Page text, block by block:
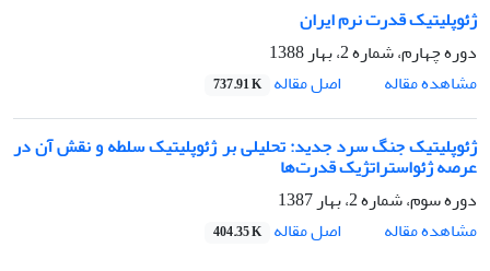
ژئوپلیتیک قدرت نرم ایران
دوره چهارم، شماره 2، بهار 1388
مشاهده مقاله
اصل مقاله 737.91 K
ژئوپلیتیک جنگ سرد جدید: تحلیلی بر ژئوپلیتیک سلطه و نقش آن در
عرصه ژئواستراتژیک قدرت‌ها
دوره سوم، شماره 2، بهار 1387
مشاهده مقاله
اصل مقاله 404.35 K